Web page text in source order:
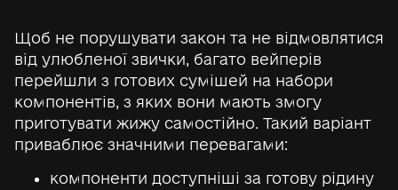
Щоб не порушувати закон та не відмовлятися
від улюбленої звички, багато вейперів
перейшли з готових сумішей на набори
компонентів, з яких вони мають змогу
приготувати жижу самостійно. Такий варіант
приваблює значними перевагами:
компоненти доступніші за готову рідину